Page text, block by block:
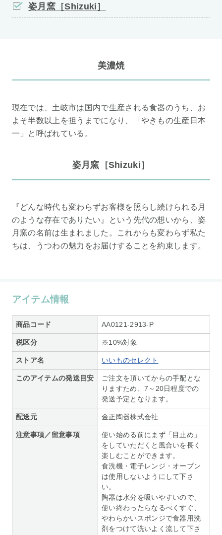
姿月窯［Shizuki］
美濃焼
現在では、土岐市は国内で生産される食器のうち、お
よそ半数以上を担うまでになり、「やきもの生産日本
一」と呼ばれている。
姿月窯［Shizuki］
『どんな時代も変わらずお客様を照らし続けられる月
のような存在でありたい』という先代の想いから、姿
月窯の名前は生まれました。これからも変わらず私た
ちは、うつわの魅力をお届けすることを約束します。
アイテム情報
商品コード AA0121-2913-P
税区分 ※10%対象
ストア名 いいものセレクト
このアイテムの発送目安
ご注文を頂いてからの手配とな
りますため、7～20日程度での
発送予定となります。
配送元 金正陶器株式会社
注意事項／留意事項
使い始める前にまず「目止め」
をしていただくと風合いを長く
楽しむことができます。
食洗機・電子レンジ・オーブン
は使用しないようにして下さ
い。
陶器は水分を吸いやすいので、
使い終わったらなるべくすぐ、
やわらかいスポンジで食器用洗
剤をつけて洗いよく流して下さ